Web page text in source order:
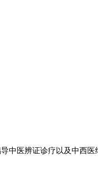
中医辨证诊疗以及中西医